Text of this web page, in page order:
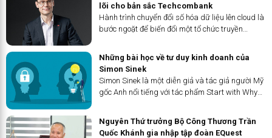
lõi cho bản sắc Techcombank
Hành trình chuyển đổi số hóa dữ liệu lên cloud là
bước ngoặt để biến đổi một tổ chức truyền
sang một mô hình kinh doanh linh hoạt được dẫn
dắt bởi công nghệ,...
Những bài học về tư duy kinh doanh của
Simon Sinek
Simon Sinek là một diễn giả và tác giả người Mỹ
gốc Anh nổi tiếng với tác phẩm Start with Why
Why đã giúp mở rộng tầm nhìn và thay đổi suy
nghĩ của rất...
Nguyên Thứ trưởng Bộ Công Thương Trần
Quốc Khánh gia nhập tập đoàn EQuest